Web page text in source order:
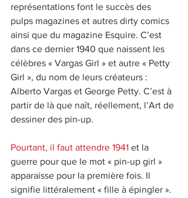
représentations font le succès des
pulps magazines et autres dirty comics
ainsi que du magazine Esquire. C’est
dans ce dernier 1940 que naissent les
célèbres « Vargas Girl » et autre « Petty
Girl », du nom de leurs créateurs :
Alberto Vargas et George Petty. C’est à
partir de là que naît, réellement, l’Art de
dessiner des pin-up.
Pourtant, il faut attendre 1941 et la
guerre pour que le mot « pin-up girl »
apparaisse pour la première fois. Il
signifie littéralement « fille à épingler ».